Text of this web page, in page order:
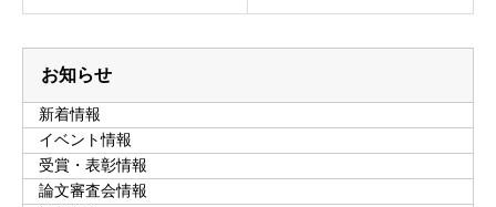
お知らせ
新着情報
イベント情報
受賞・表彰情報
論文審査会情報